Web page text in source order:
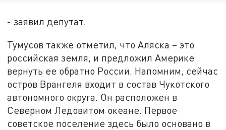
- заявил депутат.
Тумусов также отметил, что Аляска – это
российская земля, и предложил Америке
вернуть ее обратно России. Напомним, сейчас
остров Врангеля входит в состав Чукотского
автономного округа. Он расположен в
Северном Ледовитом океане. Первое
советское поселение здесь было основано в